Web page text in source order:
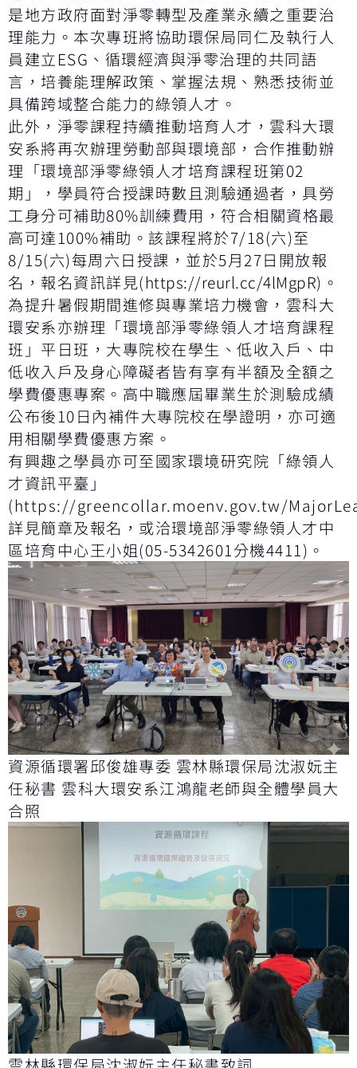
是地方政府面對淨零轉型及產業永續之重要治
理能力。本次專班將協助環保局同仁及執行人
員建立ESG、循環經濟與淨零治理的共同語
言，培養能理解政策、掌握法規、熟悉技術並
具備跨域整合能力的綠領人才。
此外，淨零課程持續推動培育人才，雲科大環
安系將再次辦理勞動部與環境部，合作推動辦
理「環境部淨零綠領人才培育課程班第02
期」，學員符合授課時數且測驗通過者，具勞
工身分可補助80%訓練費用，符合相關資格最
高可達100%補助。該課程將於7/18(六)至
8/15(六)每周六日授課，並於5月27日開放報
名，報名資訊詳見(https://reurl.cc/4lMgpR)。
為提升暑假期間進修與專業培力機會，雲科大
環安系亦辦理「環境部淨零綠領人才培育課程
班」平日班，大專院校在學生、低收入戶、中
低收入戶及身心障礙者皆有享有半額及全額之
學費優惠專案。高中職應屆畢業生於測驗成績
公布後10日內補件大專院校在學證明，亦可適
用相關學費優惠方案。
有興趣之學員亦可至國家環境研究院「綠領人
才資訊平臺」
(https://greencollar.moenv.gov.tw/
詳見簡章及報名，或洽環境部淨零綠領人才中
區培育中心王小姐(05-5342601分機4411)。
資源循環署邱俊雄專委 雲林縣環保局沈淑妧主
任秘書 雲科大環安系江鴻龍老師與全體學員大
合照